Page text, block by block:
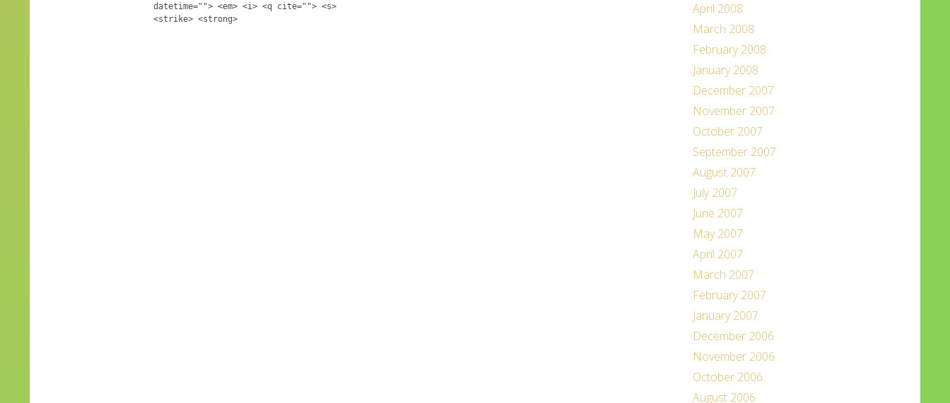
datetime=""> <em> <i> <q cite=""> <s>
<strike> <strong>
April 2008
March 2008
February 2008
January 2008
December 2007
November 2007
October 2007
September 2007
August 2007
July 2007
June 2007
May 2007
April 2007
March 2007
February 2007
January 2007
December 2006
November 2006
October 2006
August 2006